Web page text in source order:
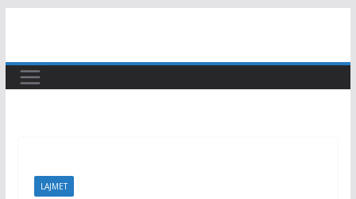
content
LAJMET